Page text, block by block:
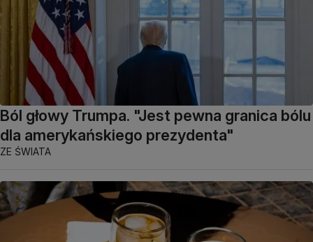
Ból głowy Trumpa. "Jest pewna granica bólu
dla amerykańskiego prezydenta"
ZE ŚWIATA